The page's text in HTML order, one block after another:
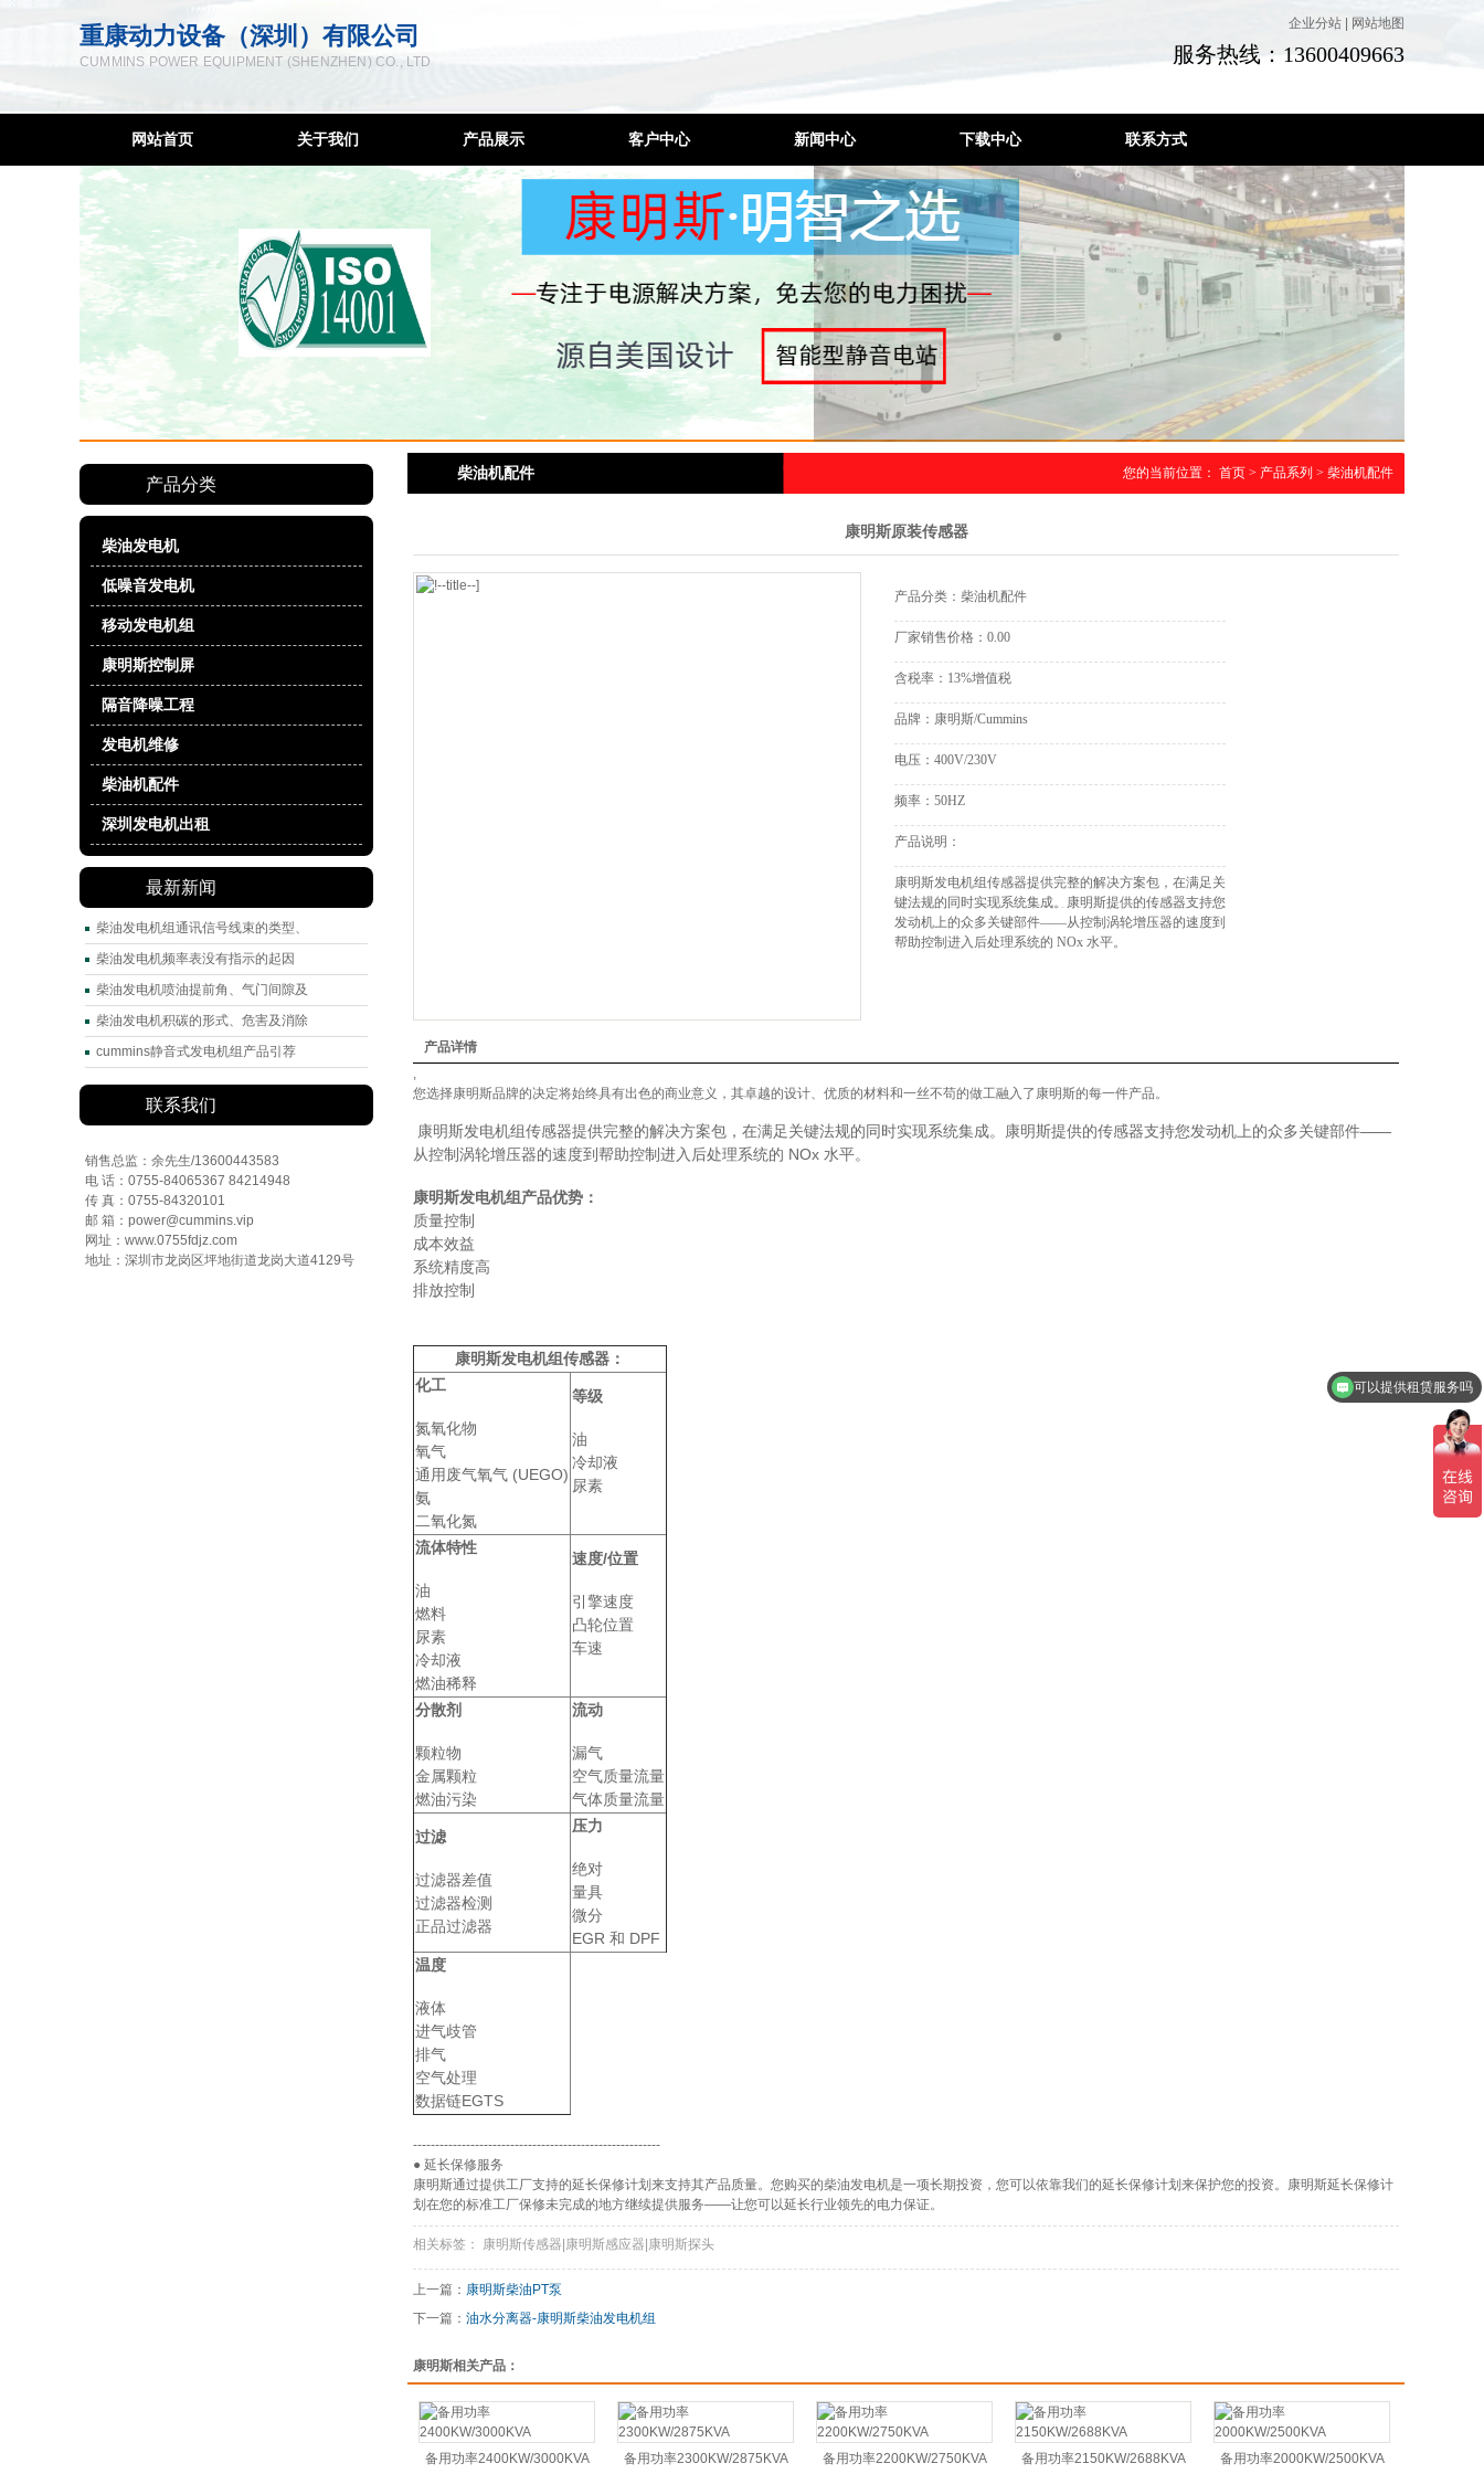
重康动力设备（深圳）有限公司
CUMMINS POWER EQUIPMENT (SHENZHEN) CO., LTD
企业分站 网站地图
服务热线：13600409663
网站首页 关于我们
联系方式
服务宗旨
售后网络
产品展示
柴油发电机
低噪音发电机
移动发电机组
康明斯控制屏
隔音降噪工程
柴油机配件
深圳发电机出租
客户中心
厂家环境
新闻中心
公司新闻
行业动态
技术问题
下载中心 联系方式
产品分类
柴油发电机
低噪音发电机
移动发电机组
康明斯控制屏
隔音降噪工程
发电机维修
柴油机配件
深圳发电机出租
最新新闻
柴油发电机组通讯信号线束的类型、
柴油发电机频率表没有指示的起因
柴油发电机喷油提前角、气门间隙及
柴油发电机积碳的形式、危害及消除
cummins静音式发电机组产品引荐
联系我们
销售总监：余先生/13600443583
电 话：0755-84065367 84214948
传 真：0755-84320101
邮 箱：power@cummins.vip
网址：www.0755fdjz.com
地址：深圳市龙岗区坪地街道龙岗大道4129号
柴油机配件 您的当前位置： 首页 > 产品系列 > 柴油机配件
康明斯原装传感器
产品分类：柴油机配件
厂家销售价格： 0.00
含税率： 13%增值税
品牌： 康明斯/Cummins
电压： 400V/230V
频率： 50HZ
产品说明：
康明斯发电机组传感器提供完整的解决方案包，在满足关
键法规的同时实现系统集成。康明斯提供的传感器支持您
发动机上的众多关键部件——从控制涡轮增压器的速度到
帮助控制进入后处理系统的 NOx 水平。
产品详情
,
您选择康明斯品牌的决定将始终具有出色的商业意义，其卓越的设计、优质的材料和一丝不苟的做工融入了康明斯的每一件产品。
康明斯发电机组传感器提供完整的解决方案包，在满足关键法规的同时实现系统集成。康明斯提供的传感器支持您发动机上的众多关键部件——
从控制涡轮增压器的速度到帮助控制进入后处理系统的 NOx 水平。
康明斯发电机组产品优势：
质量控制
成本效益
系统精度高
排放控制
康明斯发电机组传感器：
化工
氮氧化物
氧气
通用废气氧气 (UEGO)
氨
二氧化氮
等级
油
冷却液
尿素
流体特性
油
燃料
尿素
冷却液
燃油稀释
速度/位置
引擎速度
凸轮位置
车速
分散剂
颗粒物
金属颗粒
燃油污染
流动
漏气
空气质量流量
气体质量流量
过滤
过滤器差值
过滤器检测
正品过滤器
压力
绝对
量具
微分
EGR 和 DPF
温度
液体
进气歧管
排气
空气处理
数据链EGTS
--------------------------------------------------------
● 延长保修服务
康明斯通过提供工厂支持的延长保修计划来支持其产品质量。您购买的柴油发电机是一项长期投资，您可以依靠我们的延长保修计划来保护您的投资。康明斯延长保修计
划在您的标准工厂保修未完成的地方继续提供服务——让您可以延长行业领先的电力保证。
相关标签： 康明斯传感器|康明斯感应器|康明斯探头
上一篇： 康明斯柴油PT泵
下一篇： 油水分离器-康明斯柴油发电机组
康明斯相关产品：
备用功率2400KW/3000KVA 备用功率2300KW/2875KVA 备用功率2200KW/2750KVA 备用功率2150KW/2688KVA 备用功率2000KW/2500KVA
可以提供租赁服务吗